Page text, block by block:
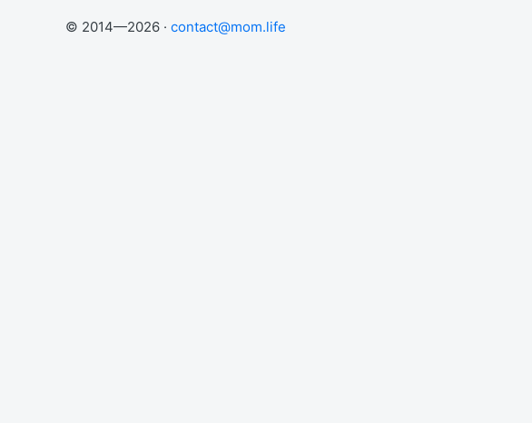
© 2014—2026 · contact@mom.life